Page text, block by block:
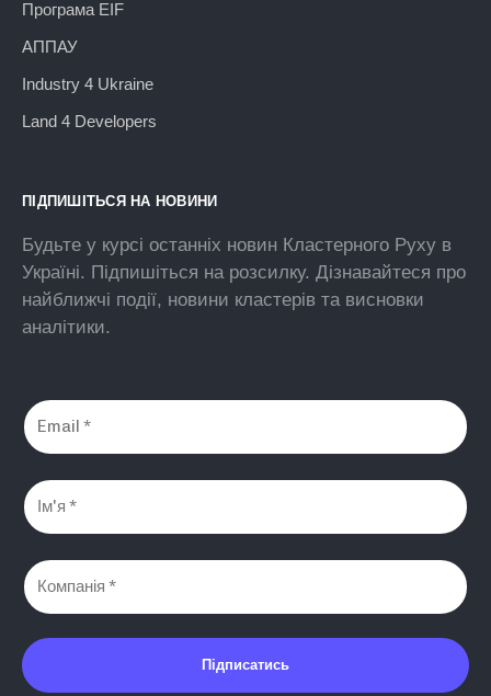
Програма EIF
АППАУ
Industry 4 Ukraine
Land 4 Developers
ПІДПИШІТЬСЯ НА НОВИНИ
Будьте у курсі останніх новин Кластерного Руху в
Україні. Підпишіться на розсилку. Дізнавайтеся про
найближчі події, новини кластерів та висновки
аналітики.
Підписатись